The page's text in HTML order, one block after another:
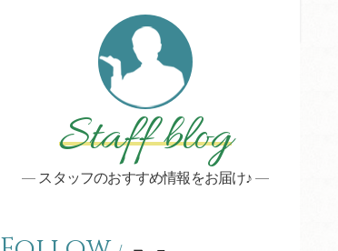
Staff blog
スタッフのおすすめ情報をお届け♪